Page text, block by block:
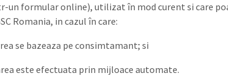
un formular online), utilizat în mod curent si care
Romania, in cazul în care:
se bazeaza pe consimtamant; si
este efectuata prin mijloace automate.